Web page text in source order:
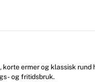
ermer og klassisk rund
og fritidsbruk.